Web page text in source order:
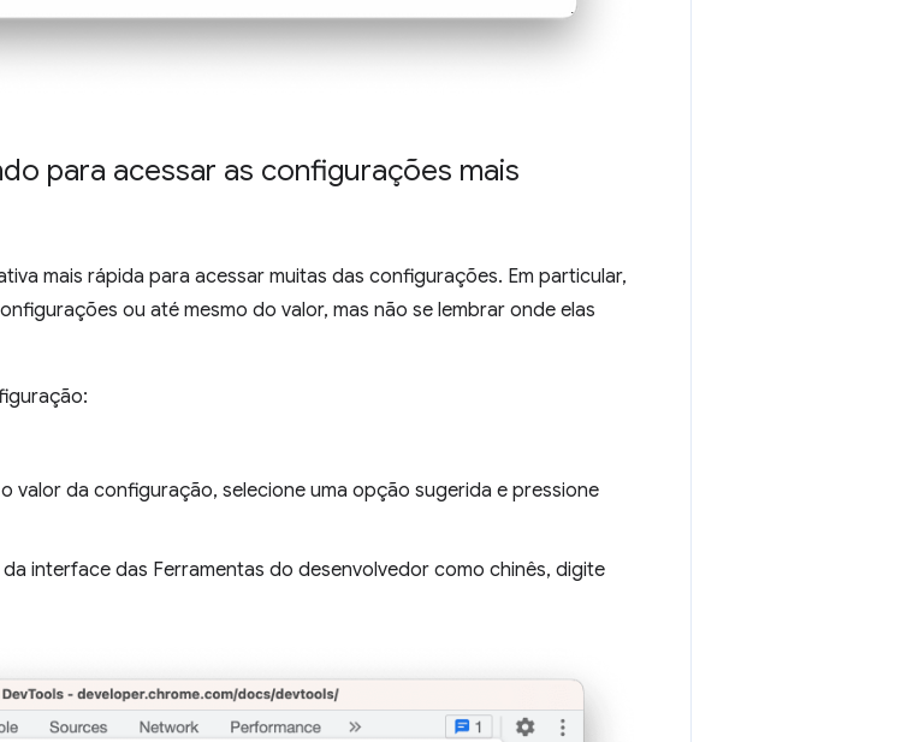
para acessar as configurações mais
mais rápida para acessar muitas das configurações. Em particular,
ou até mesmo do valor, mas não se lembrar onde elas
valor da configuração, selecione uma opção sugerida e pressione
interface das Ferramentas do desenvolvedor como chinês, digite